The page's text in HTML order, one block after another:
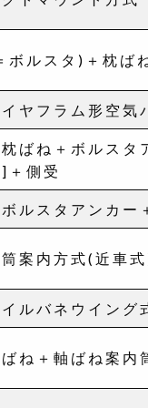
ボルスタ)＋枕ば
ヤフラム形空
ばね＋ボルス
＋側受
ルスタアンカ
案内方式(近車
ルバネウイング
ね＋軸ばね案内